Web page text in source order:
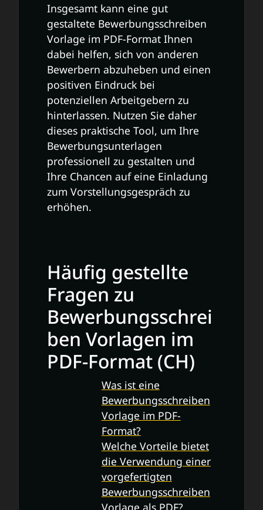
Insgesamt kann eine gut
gestaltete Bewerbungsschreiben
Vorlage im PDF-Format Ihnen
dabei helfen, sich von anderen
Bewerbern abzuheben und einen
positiven Eindruck bei
potenziellen Arbeitgebern zu
hinterlassen. Nutzen Sie daher
dieses praktische Tool, um Ihre
Bewerbungsunterlagen
professionell zu gestalten und
Ihre Chancen auf eine Einladung
zum Vorstellungsgespräch zu
erhöhen.
Häufig gestellte
Fragen zu
Bewerbungsschrei
ben Vorlagen im
PDF-Format (CH)
Was ist eine
Bewerbungsschreiben
Vorlage im PDF-
Format?
Welche Vorteile bietet
die Verwendung einer
vorgefertigten
Bewerbungsschreiben
Vorlage als PDF?